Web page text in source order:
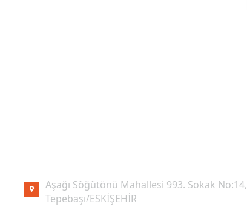
Aşağı Söğütönü Mahallesi 993. Sokak No:14,
Tepebaşı/ESKİŞEHİR